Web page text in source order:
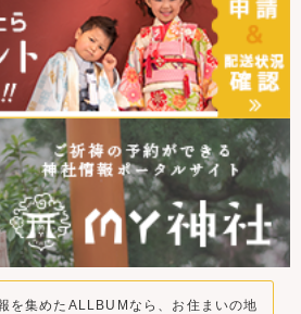
を集めたALLBUMなら、お住まいの地